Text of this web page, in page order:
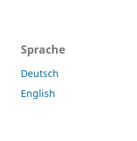
Sprache
Deutsch
English